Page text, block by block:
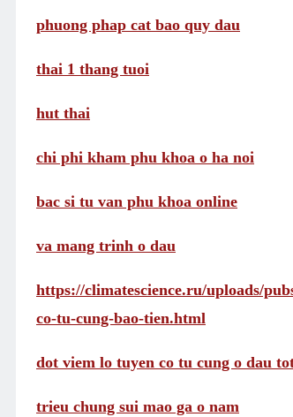
phuong phap cat bao quy dau
thai 1 thang tuoi
hut thai
chi phi kham phu khoa o ha noi
bac si tu van phu khoa online
va mang trinh o dau
https://climatescience.ru/uploads/
co-tu-cung-bao-tien.html
dot viem lo tuyen co tu cung o dau
trieu chung sui mao ga o nam